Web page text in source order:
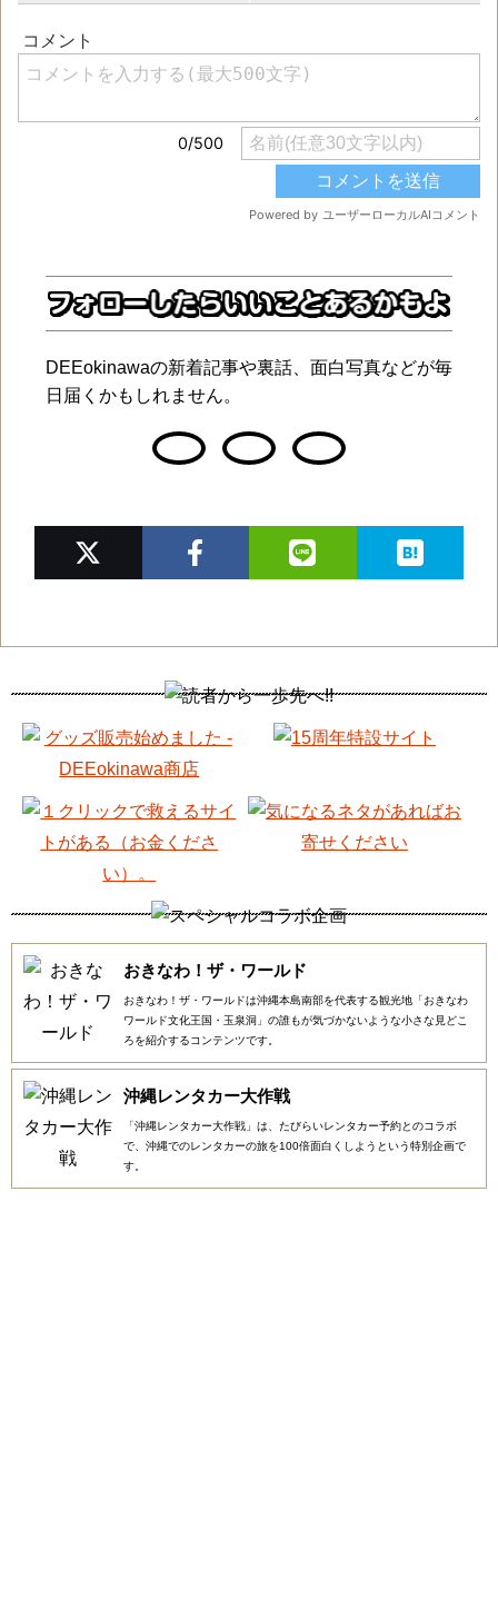
DEEokinawaの新着記事や裏話、面白写真などが毎
日届くかもしれません。
おきなわ！ザ・ワールド
おきなわ！ザ・ワールドは沖縄本島南部を代表する観光地「おきなわ
ワールド文化王国・玉泉洞」の誰もが気づかないような小さな見どこ
ろを紹介するコンテンツです。
沖縄レンタカー大作戦
「沖縄レンタカー大作戦」は、たびらいレンタカー予約とのコラボ
で、沖縄でのレンタカーの旅を100倍面白くしようという特別企画で
す。